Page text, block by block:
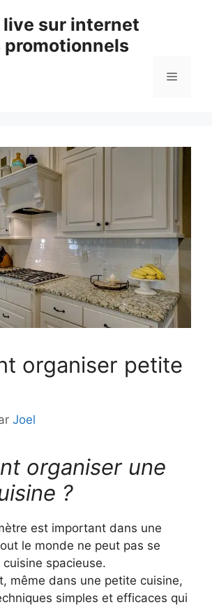
sur internet
Menu
organiser petite
Joel
organiser une
?
est important dans une
le monde ne peut pas se
spacieuse.
même dans une petite cuisine,
simples et efficaces qui